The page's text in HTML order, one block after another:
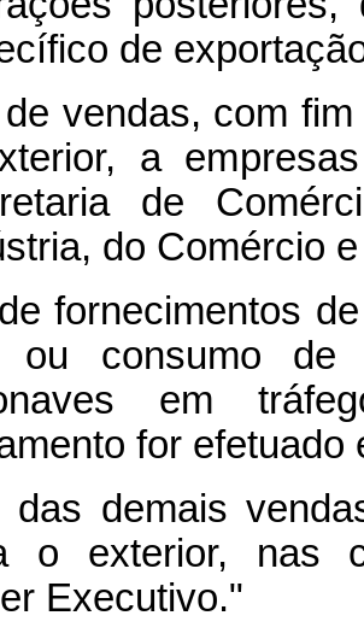
de
vendas, com
a
de
do Comércio
fornecimentos
ou consumo de
em
for
demais
o exterior, nas
Executivo."